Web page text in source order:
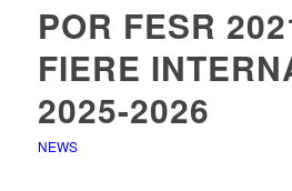
POR FESR
FIERE
2025-2026
NEWS